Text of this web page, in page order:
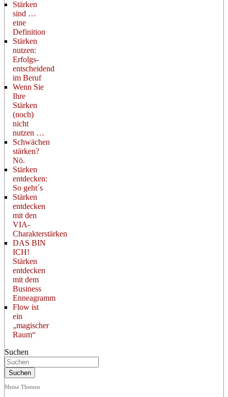
Stärken
sind …
eine
Definition
Stärken
nutzen:
Erfolgs-
entscheidend
im Beruf
Wenn Sie
Ihre
Stärken
(noch)
nicht
nutzen …
Schwächen
stärken?
Nö.
Stärken
entdecken:
So geht´s
Stärken
entdecken
mit den
VIA-
Charakterstärken
DAS BIN
ICH!
Stärken
entdecken
mit dem
Business
Enneagramm
Flow ist
ein
„magischer
Raum“
Suchen
Meine Themen